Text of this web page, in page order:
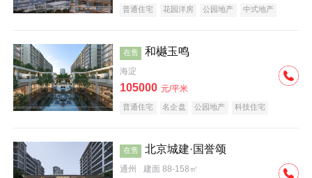
普通住宅 花园洋房 公园地产
中式地产
在售 和樾玉鸣
海淀
105000 元/平米
普通住宅 名企盘 公园地产 科技住宅
在售 北京城建·国誉颂
通州 建面 88-158㎡